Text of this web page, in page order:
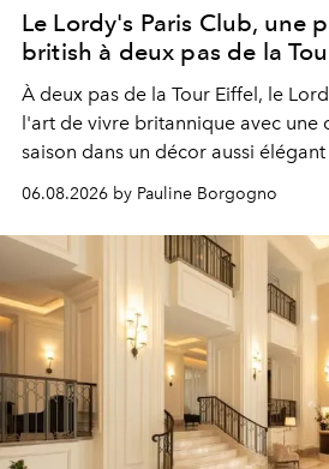
Le Lordy's Paris Club, une
british à deux pas de la
À deux pas de la Tour Eiffel, le
l'art de vivre britannique avec une
saison dans un décor aussi
06.08.2026 by Pauline Borgogno